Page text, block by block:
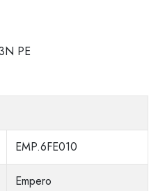
PE
EMP.6FE010
Empero